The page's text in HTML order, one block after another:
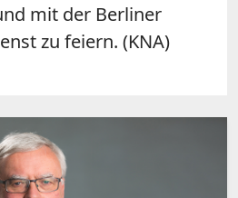
mit der Berliner
zu feiern. (KNA)